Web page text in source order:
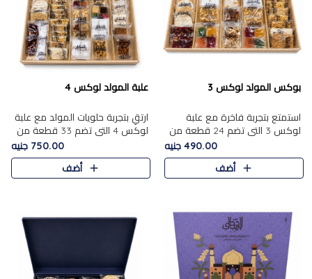
بوكس المولد لوكس 3
استمتع بتجربة فاخرة مع علبة
لوكس 3 التي تضم 24 قطعة من
أشهر حلويات المولد الشرقية
المختارة بعناية. تحتوي التشكيلة
على الجزرية بالفول، والملب..
490.00 جنيه
أضف
علبة المولد لوكس 4
ارتقِ بتجربة حلويات المولد مع علبة
لوكس 4 التي تضم 33 قطعة من
تشكيلة فاخرة ومتنوعة من أشهر
الأصناف الشرقية. تحتوي العلبة على
الجزرية بالفول،..
750.00 جنيه
أضف